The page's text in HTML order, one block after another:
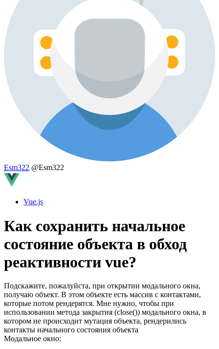
Esm322 @Esm322
Vue.js
Как сохранить начальное
состояние объекта в обход
реактивности vue?
Подскажите, пожалуйста, при открытии модального окна,
получаю объект. В этом объекте есть массив с контактами,
которые потом рендерятся. Мне нужно, чтобы при
использовании метода закрытия (close()) модального окна, в
котором не происходит мутация объекта, рендерились
контакты начального состояния объекта
Модальное окно: